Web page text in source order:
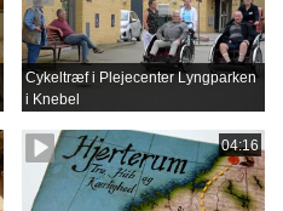
Cykeltræf i Plejecenter Lyngparken
i Knebel
04:16